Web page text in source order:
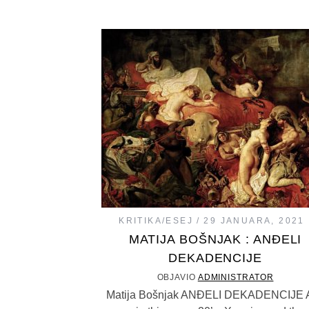
KRITIKA/ESEJ 29 JANUARA, 2021
MATIJA BOŠNJAK : ANĐELI
DEKADENCIJE
OBJAVIO ADMINISTRATOR
Matija Bošnjak ANĐELI DEKADENCIJE